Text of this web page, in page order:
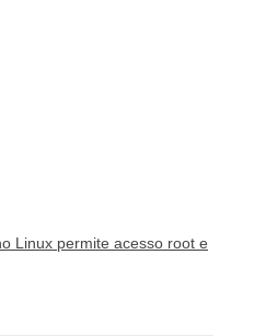
Linux permite acesso root e